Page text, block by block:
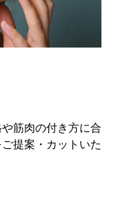
筋肉の付き方に合
提案・カットいた